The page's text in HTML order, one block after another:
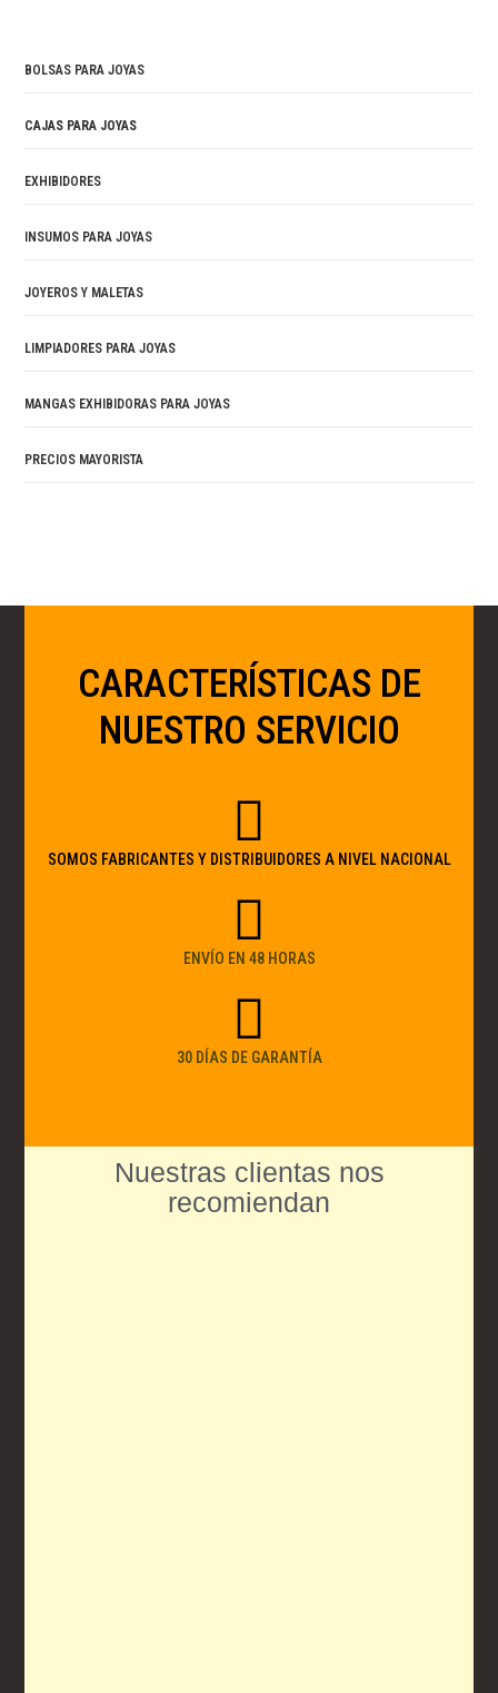
BOLSAS PARA JOYAS
CAJAS PARA JOYAS
EXHIBIDORES
INSUMOS PARA JOYAS
JOYEROS Y MALETAS
LIMPIADORES PARA JOYAS
MANGAS EXHIBIDORAS PARA JOYAS
PRECIOS MAYORISTA
CARACTERÍSTICAS DE
NUESTRO SERVICIO
SOMOS FABRICANTES Y DISTRIBUIDORES A NIVEL NACIONAL
ENVÍO EN 48 HORAS
30 DÍAS DE GARANTÍA
Nuestras clientas nos
recomiendan